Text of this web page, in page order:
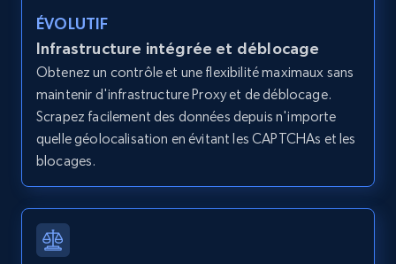
Zillow properties listing information -
Search by parameters on zillow and use the
direct link as input
Zpid, City, State, HomeStatus, Address,
IsListingClaimedByCurrentSignedInUser,
IsCurrentSignedInAgentResponsible, Bedrooms,
and more.
ÉVOLUTIF
Infrastructure intégrée et déblocage
Obtenez un contrôle et une flexibilité maximaux sans
maintenir d'infrastructure Proxy et de déblocage.
Scrapez facilement des données depuis n'importe
quelle géolocalisation en évitant les CAPTCHAs et les
blocages.